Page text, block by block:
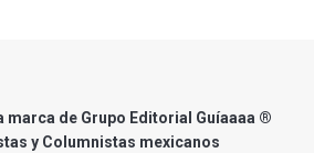
marca de Grupo Editorial Guíaaaa ®
y Columnistas mexicanos